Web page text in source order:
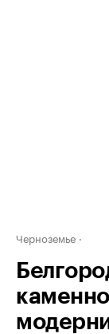
Черноземье